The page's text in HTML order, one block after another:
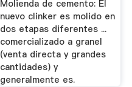
Molienda de cemento: El
nuevo clinker es molido en
dos etapas diferentes ...
comercializado a granel
(venta directa y grandes
cantidades) y
generalmente es.